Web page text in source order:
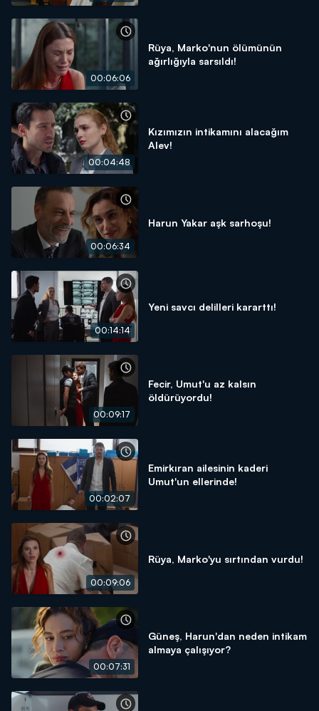
00:06:06
Rüya, Marko'nun ölümünün
ağırlığıyla sarsıldı!
00:04:48
Kızımızın intikamını alacağım
Alev!
00:06:34
Harun Yakar aşk sarhoşu!
00:14:14
Yeni savcı delilleri kararttı!
00:09:17
Fecir, Umut'u az kalsın
öldürüyordu!
00:02:07
Emirkıran ailesinin kaderi
Umut'un ellerinde!
00:09:06
Rüya, Marko'yu sırtından vurdu!
00:07:31
Güneş, Harun'dan neden intikam
almaya çalışıyor?